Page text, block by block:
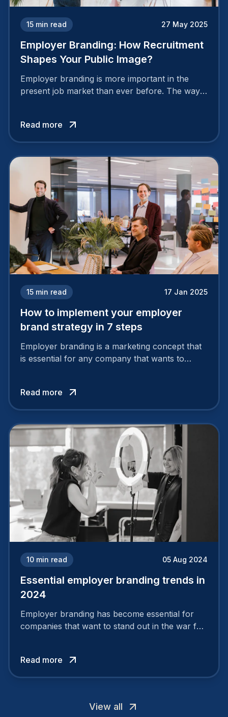
15 min read 27 May 2025
Employer Branding: How Recruitment
Shapes Your Public Image?
Employer branding is more important in the
present job market than ever before. The way
Read more
15 min read 17 Jan 2025
How to implement your employer
brand strategy in 7 steps
Employer branding is a marketing concept that
is essential for any company that wants to
solid and positive employer brand are clear, you
cannot simply wave a magic wand for it to be
Read more
10 min read 05 Aug 2024
Essential employer branding trends in
2024
Employer branding has become essential for
companies that want to stand out in the war for
attract the best profiles.
Read more
View all